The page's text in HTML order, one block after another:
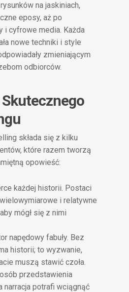
na jaskiniach,
eposy, aż po
i cyfrowe media. Każda
nowe techniki i style
zmieniającym
odbiorców.
składa się z kilku
które razem tworzą
opowieść:
każdej historii. Postaci
i relatywne
mógł się z nimi
napędowy fabuły. Bez
historii; to wyzwanie,
muszą stawić czoła.
przedstawienia
narracja potrafi wciągnąć